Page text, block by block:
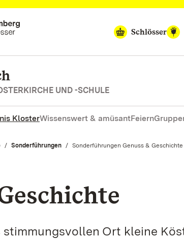
Schlösser
UND -SCHULE
KlosterWissenswert & amüsantFeiern
Sonderführungen Aktuell:
Sonderführungen Genuss & Geschichte
stimmungsvollen Ort kleine